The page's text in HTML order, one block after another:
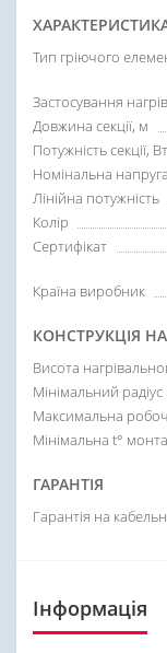
Тип гріючого
Застосування
Довжина секції, м
Потужність секції, Вт
Номінальна напруга
Лінійна потужність
Колір
Сертифікат
Країна виробник
КОНСТРУКЦІЯ
Висота
Мінімальний
Максимальна
Мінімальна t°
ГАРАНТІЯ
Гарантія на
Інформація